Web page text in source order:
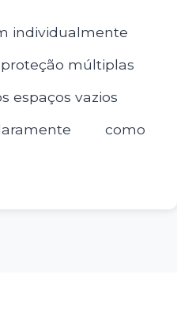
individualmente
múltiplas
espaços vazios
como